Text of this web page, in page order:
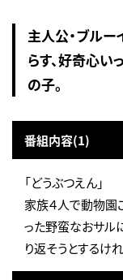
主人公・ブルー
らす、好奇心い
の子。
番組内容(1)
「どうぶつえん」
家族４人で動物園
った野蛮なおサル
り返そうとするけ